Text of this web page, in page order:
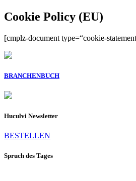
Cookie Policy (EU)
[cmplz-document type=“cookie-
BRANCHENBUCH
Huculvi Newsletter
BESTELLEN
Spruch des Tages